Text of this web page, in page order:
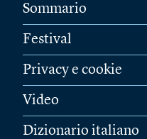
Sommario
Festival
Privacy e cookie
Video
Dizionario italiano